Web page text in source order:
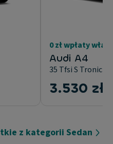
0 zł wpłaty
Audi A4
35 Tfsi S Tronic
3.530 zł
z kategorii Sedan